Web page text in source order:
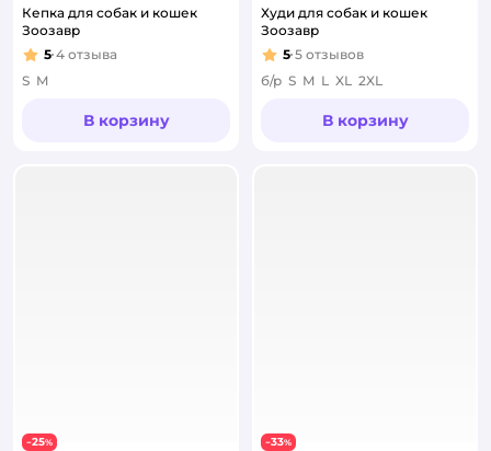
Кепка для собак и кошек
Зоозавр
Рейтинг:
5 4 отзыва
S M
В корзину
Худи для собак и кошек
Зоозавр
Рейтинг:
5 5 отзывов
б/р S M L XL 2XL
В корзину
−25% −33%